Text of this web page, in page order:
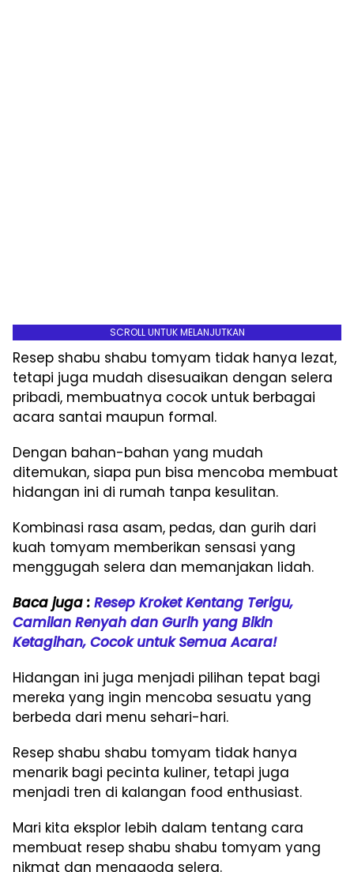
SCROLL UNTUK MELANJUTKAN
Resep shabu shabu tomyam tidak hanya lezat,
tetapi juga mudah disesuaikan dengan selera
pribadi, membuatnya cocok untuk berbagai
acara santai maupun formal.
Dengan bahan-bahan yang mudah
ditemukan, siapa pun bisa mencoba membuat
hidangan ini di rumah tanpa kesulitan.
Kombinasi rasa asam, pedas, dan gurih dari
kuah tomyam memberikan sensasi yang
menggugah selera dan memanjakan lidah.
Baca juga : Resep Kroket Kentang Terigu,
Camilan Renyah dan Gurih yang Bikin
Ketagihan, Cocok untuk Semua Acara!
Hidangan ini juga menjadi pilihan tepat bagi
mereka yang ingin mencoba sesuatu yang
berbeda dari menu sehari-hari.
Resep shabu shabu tomyam tidak hanya
menarik bagi pecinta kuliner, tetapi juga
menjadi tren di kalangan food enthusiast.
Mari kita eksplor lebih dalam tentang cara
membuat resep shabu shabu tomyam yang
nikmat dan menggoda selera.